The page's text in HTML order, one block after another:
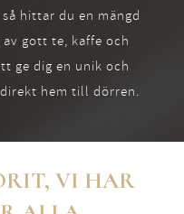
hittar du en mängd
gott te, kaffe och
ge dig en unik och
hem till dörren.
VI HAR